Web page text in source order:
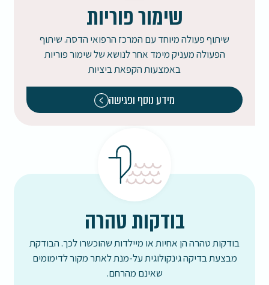
שימור פוריות
שיתוף פעולה מיוחד עם המרכז הרפואי הדסה. שיתוף
הפעולה מעניק מימד אחר לנושא של שימור פוריות
באמצעות הקפאת ביציות
מידע נוסף ופגישה
בודקות טהרה
בודקות טהרה הן אחיות או מיילדות שהוכשרו לכך. הבודקת
מבצעת בדיקה גינקולוגית על-מנת לאתר מקור לדימומים
שאינם מהרחם.